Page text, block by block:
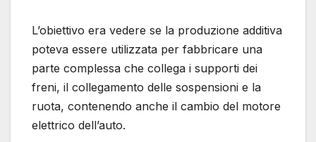
L’obiettivo era vedere se la produzione additiva
poteva essere utilizzata per fabbricare una
parte complessa che collega i supporti dei
freni, il collegamento delle sospensioni e la
ruota, contenendo anche il cambio del motore
elettrico dell’auto.